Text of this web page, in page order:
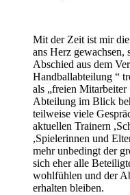
Mit der Zeit ist mir
ans Herz gewachsen,
Abschied aus dem
Handballabteilung “
als „freien Mitarbeiter
Abteilung im Blick
teilweise viele
aktuellen Trainern
,Spielerinnen und
mehr unbedingt der
sich eher alle
wohlfühlen und der
erhalten bleiben.